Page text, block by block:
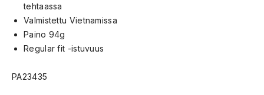
tehtaassa
Valmistettu Vietnamissa
Paino 94g
Regular fit -istuvuus
PA23435